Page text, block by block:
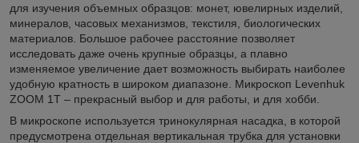
для изучения объемных образцов: монет, ювелирных изделий,
минералов, часовых механизмов, текстиля, биологических
материалов. Большое рабочее расстояние позволяет
исследовать даже очень крупные образцы, а плавно
изменяемое увеличение дает возможность выбирать наиболее
удобную кратность в широком диапазоне. Микроскоп Levenhuk
ZOOM 1T – прекрасный выбор и для работы, и для хобби.
В микроскопе используется тринокулярная насадка, в которой
предусмотрена отдельная вертикальная трубка для установки